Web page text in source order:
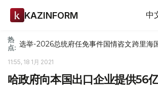
KAZINFORM 中
热
点: 选举-2026总统府任免事件国情咨文跨里海
11:55, 18 1月 2021
哈政府向本国出口企业提供56